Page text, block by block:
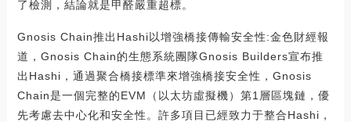
了檢測，結論就是甲醛嚴重超標。
Gnosis Chain推出Hashi以增強橋接傳輸安全性:金色財經報
道，Gnosis Chain的生態系統團隊Gnosis Builders宣布推
出Hashi，通過聚合橋接標準來增強橋接安全性，Gnosis
Chain是一個完整的EVM（以太坊虛擬機）第1層區塊鏈，優
先考慮去中心化和安全性。許多項目已經致力于整合Hashi，